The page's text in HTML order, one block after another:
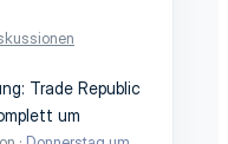
Trade Republic
um